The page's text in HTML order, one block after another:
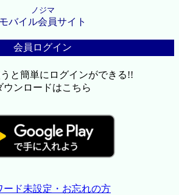
ノジマ
モバイル会員サイト
会員ログイン
と簡単にログインができる!!
ウンロードはこちら
ード未設定・お忘れの方